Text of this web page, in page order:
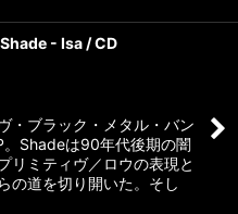
- Isa / CD
・ブラック・メタル・バン
。Shadeは90年代後期の闇
リミティヴ／ロウの表現と
の道を切り開いた。そし